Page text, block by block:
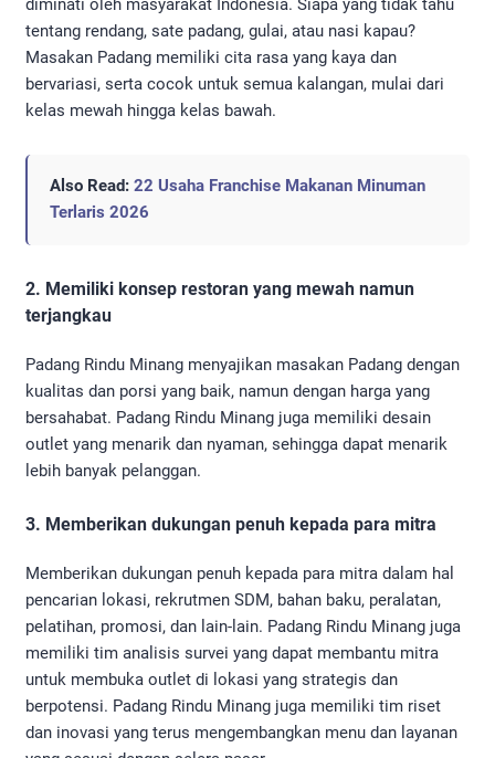
diminati oleh masyarakat Indonesia. Siapa yang tidak tahu
tentang rendang, sate padang, gulai, atau nasi kapau?
Masakan Padang memiliki cita rasa yang kaya dan
bervariasi, serta cocok untuk semua kalangan, mulai dari
kelas mewah hingga kelas bawah.
Also Read: 22 Usaha Franchise Makanan Minuman
Terlaris 2026
2. Memiliki konsep restoran yang mewah namun
terjangkau
Padang Rindu Minang menyajikan masakan Padang dengan
kualitas dan porsi yang baik, namun dengan harga yang
bersahabat. Padang Rindu Minang juga memiliki desain
outlet yang menarik dan nyaman, sehingga dapat menarik
lebih banyak pelanggan.
3. Memberikan dukungan penuh kepada para mitra
Memberikan dukungan penuh kepada para mitra dalam hal
pencarian lokasi, rekrutmen SDM, bahan baku, peralatan,
pelatihan, promosi, dan lain-lain. Padang Rindu Minang juga
memiliki tim analisis survei yang dapat membantu mitra
untuk membuka outlet di lokasi yang strategis dan
berpotensi. Padang Rindu Minang juga memiliki tim riset
dan inovasi yang terus mengembangkan menu dan layanan